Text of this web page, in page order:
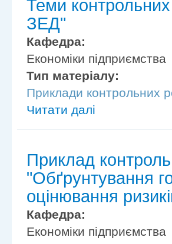
Теми
ЗЕД"
Кафедра:
Економіки підприємства
Тип матеріалу:
Приклади контрольних
Читати далі
Приклад
"Обґрунтування
оцінювання
Кафедра:
Економіки підприємства